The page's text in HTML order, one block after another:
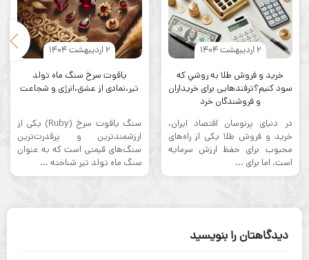
2 اردیبهشت 1404
خرید و فروش طلا به روشي که
سود کنیم؟ترفندهایی برای خریداران
و فروشندگان خرد
در دنیای پرنوسان اقتصاد ایران،
خرید و فروش طلا یکی از راه‌های
محبوب برای حفظ ارزش سرمایه
است. اما برای ...
2 اردیبهشت 1404
یاقوت سرخ سنگ ماه تولد
تیر،نمادی از عشق،انرژی و شجاعت
سنگ یاقوت سرخ (Ruby) یکی از
ارزشمندترین و پرقدرت‌ترین
سنگ‌های قیمتی است که به عنوان
سنگ ماه تولد تیر شناخته ...
دیدگاهتان را بنویسید